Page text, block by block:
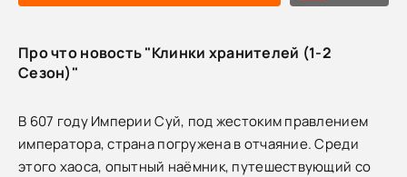
Про что новость "Клинки хранителей (1-2
Сезон)"
В 607 году Империи Суй, под жестоким правлением
императора, страна погружена в отчаяние. Среди
этого хаоса, опытный наёмник, путешествующий со